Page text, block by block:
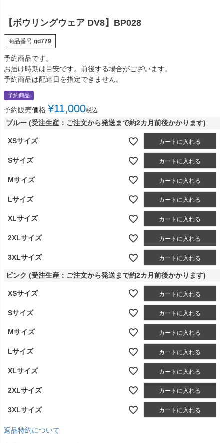
【ボウリングウェア DV8】BP028
商品番号 gd779
予約商品です。
お届け時期は目安です。前後する場合がございます。
予約商品は配達日を指定できません。
予約商品
予約販売価格 ¥11,000税込
ブルー (受注生産：ご注文から発送まで約2カ月前後かかります)
XSサイズ カートに入れる
Sサイズ カートに入れる
Mサイズ カートに入れる
Lサイズ カートに入れる
XLサイズ カートに入れる
2XLサイズ カートに入れる
3XLサイズ カートに入れる
ピンク (受注生産：ご注文から発送まで約2カ月前後かかります)
XSサイズ カートに入れる
Sサイズ カートに入れる
Mサイズ カートに入れる
Lサイズ カートに入れる
XLサイズ カートに入れる
2XLサイズ カートに入れる
3XLサイズ カートに入れる
返品特約について